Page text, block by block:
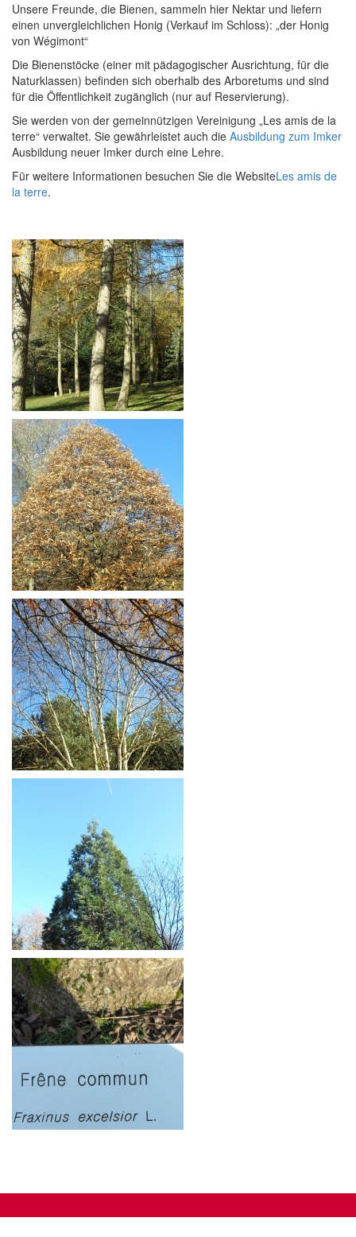
Unsere Freunde, die Bienen, sammeln hier Nektar und liefern
einen unvergleichlichen Honig (Verkauf im Schloss): „der Honig
von Wégimont“
Die Bienenstöcke (einer mit pädagogischer Ausrichtung, für die
Naturklassen) befinden sich oberhalb des Arboretums und sind
für die Öffentlichkeit zugänglich (nur auf Reservierung).
Sie werden von der gemeinnützigen Vereinigung „Les amis de la
terre“ verwaltet. Sie gewährleistet auch die Ausbildung zum Imker
Ausbildung neuer Imker durch eine Lehre.
Für weitere Informationen besuchen Sie die WebsiteLes amis de
la terre.